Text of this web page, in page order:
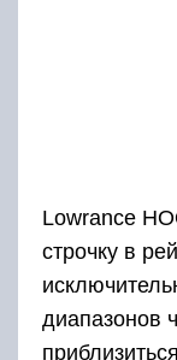
от 83 до 800
понятным в
угла
границы
действия,